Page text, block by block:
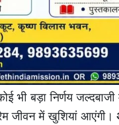
भी बड़ा निर्णय
जीवन में खुशियां आएंगी।